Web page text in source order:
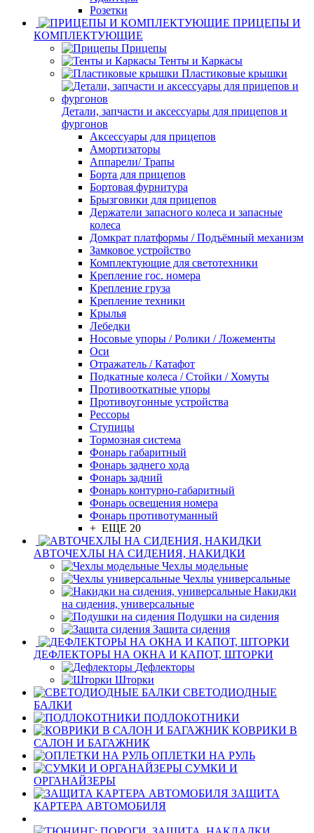
Розетки
ПРИЦЕПЫ И
КОМПЛЕКТУЮЩИЕ
Прицепы
Тенты и Каркасы
Пластиковые крышки
Детали, запчасти и аксессуары для прицепов и
фургонов
Аксессуары для прицепов
Амортизаторы
Аппарели/ Трапы
Борта для прицепов
Бортовая фурнитура
Брызговики для прицепов
Держатели запасного колеса и запасные
колеса
Домкрат платформы / Подъёмный механизм
Замковое устройство
Комплектующие для светотехники
Крепление гос. номера
Крепление груза
Крепление техники
Крылья
Лебедки
Носовые упоры / Ролики / Ложементы
Оси
Отражатель / Катафот
Подкатные колеса / Стойки / Хомуты
Противооткатные упоры
Противоугонные устройства
Рессоры
Ступицы
Тормозная система
Фонарь габаритный
Фонарь заднего хода
Фонарь задний
Фонарь контурно-габаритный
Фонарь освещения номера
Фонарь противотуманный
+ ЕЩЕ 20
АВТОЧЕХЛЫ НА СИДЕНИЯ, НАКИДКИ
Чехлы модельные
Чехлы универсальные
Накидки
на сидения, универсальные
Подушки на сидения
Защита сидения
ДЕФЛЕКТОРЫ НА ОКНА И КАПОТ, ШТОРКИ
Дефлекторы
Шторки
СВЕТОДИОДНЫЕ
БАЛКИ
ПОДЛОКОТНИКИ
КОВРИКИ В
САЛОН И БАГАЖНИК
ОПЛЕТКИ НА РУЛЬ
СУМКИ И
ОРГАНАЙЗЕРЫ
ЗАЩИТА
КАРТЕРА АВТОМОБИЛЯ